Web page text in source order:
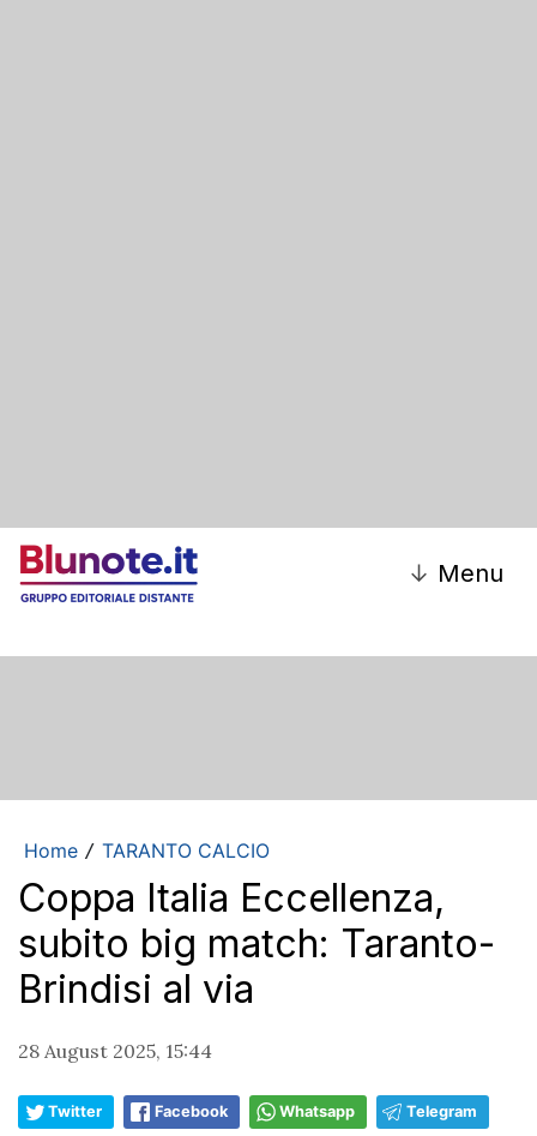
↓ Menu
Home / TARANTO CALCIO
Coppa Italia Eccellenza,
subito big match: Taranto-
Brindisi al via
28 August 2025, 15:44
Twitter Facebook Whatsapp Telegram